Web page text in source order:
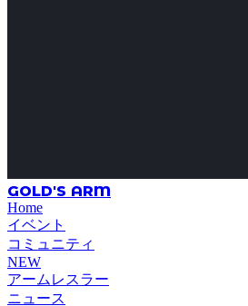
GOLD'S ARM
Home
イベント
コミュニティ
NEW
アームレスラー
ニュース